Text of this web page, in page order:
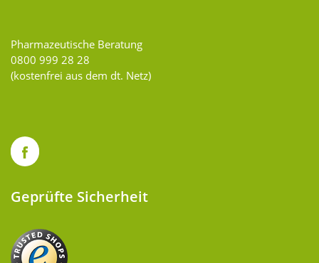
Pharmazeutische Beratung
0800 999 28 28
(kostenfrei aus dem dt. Netz)
Geprüfte Sicherheit